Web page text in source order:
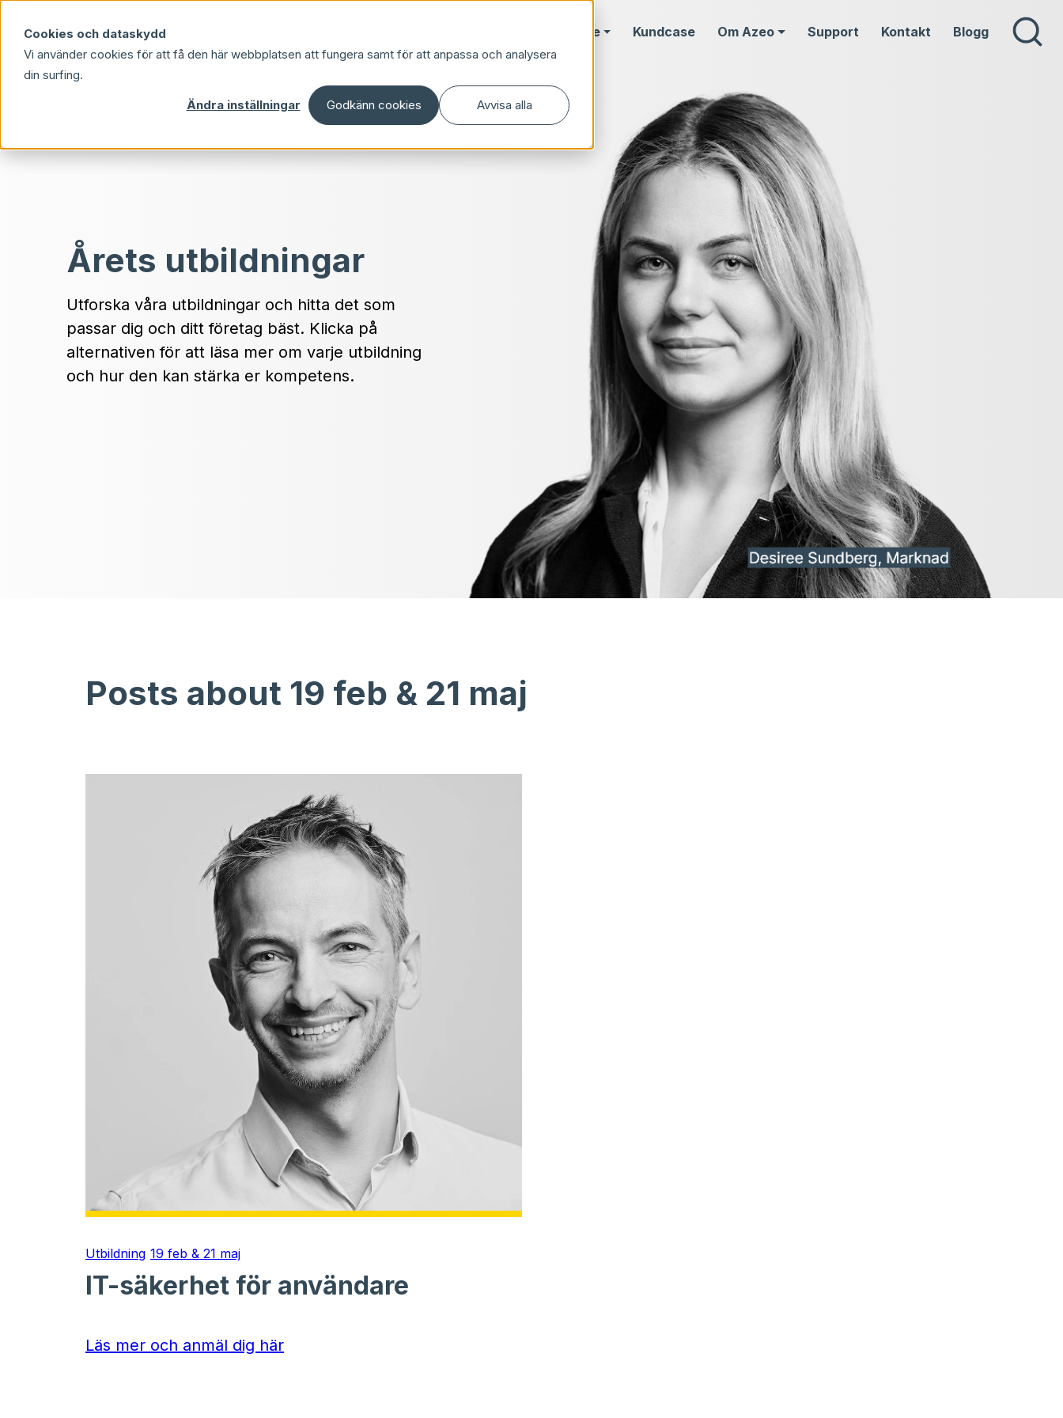
Cookies och dataskydd
Vi använder cookies för att få den här webbplatsen att fungera samt för att anpassa och analysera
din surfing.
Ändra inställningar
Godkänn cookies Avvisa alla
Vårt erbjudande Kundcase Om Azeo Support Kontakt Blogg
Årets utbildningar
Utforska våra utbildningar och hitta det som
passar dig och ditt företag bäst. Klicka på
alternativen för att läsa mer om varje utbildning
och hur den kan stärka er kompetens.
Posts about 19 feb & 21 maj
Utbildning 19 feb & 21 maj
IT-säkerhet för användare
Läs mer och anmäl dig här